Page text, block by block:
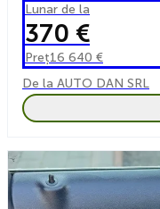
Lunar de la
370 €
Preț16 640 €
De la AUTO DAN SRL